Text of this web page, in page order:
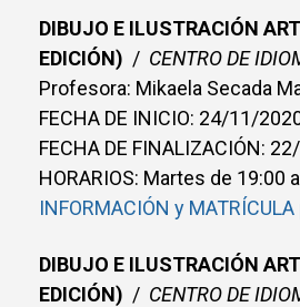
DIBUJO E ILUSTRACIÓN
EDICIÓN) / CENTRO DE
Profesora: Mikaela Secada
FECHA DE INICIO: 24/11/
FECHA DE FINALIZACIÓN:
HORARIOS: Martes de 19:00
INFORMACIÓN y
DIBUJO E ILUSTRACIÓN
EDICIÓN) / CENTRO DE